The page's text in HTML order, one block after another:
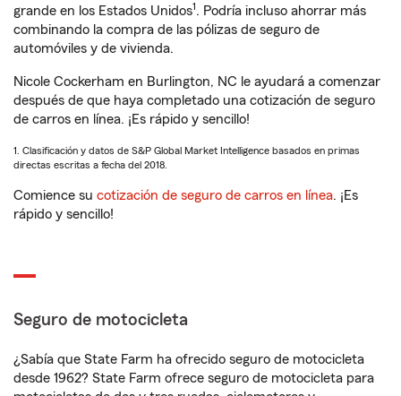
grande en los Estados Unidos1. Podría incluso ahorrar más
combinando la compra de las pólizas de seguro de
automóviles y de vivienda.
Nicole Cockerham en Burlington, NC le ayudará a comenzar
después de que haya completado una cotización de seguro
de carros en línea. ¡Es rápido y sencillo!
1. Clasificación y datos de S&P Global Market Intelligence basados en primas
directas escritas a fecha del 2018.
Comience su cotización de seguro de carros en línea. ¡Es
rápido y sencillo!
Seguro de motocicleta
¿Sabía que State Farm ha ofrecido seguro de motocicleta
desde 1962? State Farm ofrece seguro de motocicleta para